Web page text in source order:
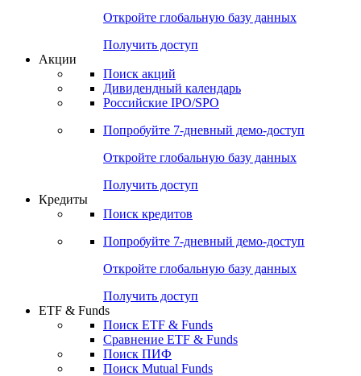
Откройте глобальную базу данных
Получить доступ
Акции
Поиск акций
Дивидендный календарь
Российские IPO/SPO
Попробуйте 7-дневный демо-доступ
Откройте глобальную базу данных
Получить доступ
Кредиты
Поиск кредитов
Попробуйте 7-дневный демо-доступ
Откройте глобальную базу данных
Получить доступ
ETF & Funds
Поиск ETF & Funds
Сравнение ETF & Funds
Поиск ПИФ
Поиск Mutual Funds